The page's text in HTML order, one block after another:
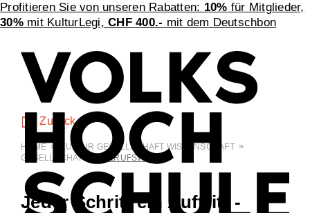
Profitieren Sie von unseren Rabatten: 10% für Mitglieder,
30%mit KulturLegi,CHF 400.- mit dem Deutschbon
Zurück
HOME > KULTUR GESELLSCHAFT WISSENSCHAFT >
GESELLSCHAFT
BERUFSWELT
Jeder Schritt ein Auftritt -